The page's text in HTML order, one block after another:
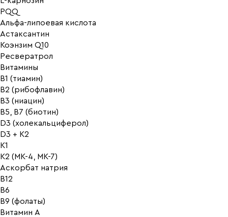
PQQ
Альфа-липоевая кислота
Астаксантин
Коэнзим Q10
Ресвератрол
Витамины
B1 (тиамин)
B2 (рибофлавин)
B3 (ниацин)
B5, B7 (биотин)
D3 (холекальциферол)
D3 + K2
K1
K2 (MK-4, MK-7)
Аскорбат натрия
В12
В6
В9 (фолаты)
Витамин A